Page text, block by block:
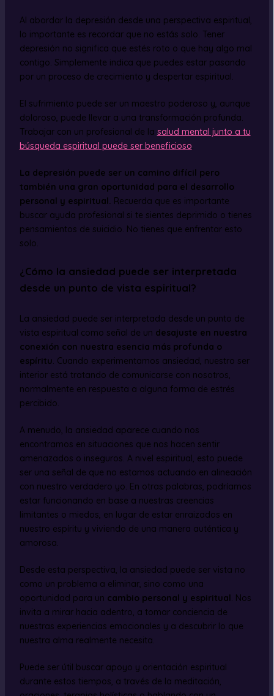
Al abordar la depresión desde una perspectiva espiritual,
lo importante es recordar que no estás solo. Tener
depresión no significa que estés roto o que hay algo mal
contigo. Simplemente indica que puedes estar pasando
por un proceso de crecimiento y despertar espiritual.
El sufrimiento puede ser un maestro poderoso y, aunque
doloroso, puede llevar a una transformación profunda.
Trabajar con un profesional de la salud mental junto a tu
búsqueda espiritual puede ser beneficioso.
La depresión puede ser un camino difícil pero
también una gran oportunidad para el desarrollo
personal y espiritual. Recuerda que es importante
buscar ayuda profesional si te sientes deprimido o tienes
pensamientos de suicidio. No tienes que enfrentar esto
solo.
¿Cómo la ansiedad puede ser interpretada
desde un punto de vista espiritual?
La ansiedad puede ser interpretada desde un punto de
vista espiritual como señal de un desajuste en nuestra
conexión con nuestra esencia más profunda o
espíritu. Cuando experimentamos ansiedad, nuestro ser
interior está tratando de comunicarse con nosotros,
normalmente en respuesta a alguna forma de estrés
percibido.
A menudo, la ansiedad aparece cuando nos
encontramos en situaciones que nos hacen sentir
amenazados o inseguros. A nivel espiritual, esto puede
ser una señal de que no estamos actuando en alineación
con nuestro verdadero yo. En otras palabras, podríamos
estar funcionando en base a nuestras creencias
limitantes o miedos, en lugar de estar enraizados en
nuestro espíritu y viviendo de una manera auténtica y
amorosa.
Desde esta perspectiva, la ansiedad puede ser vista no
como un problema a eliminar, sino como una
oportunidad para un cambio personal y espiritual. Nos
invita a mirar hacia adentro, a tomar conciencia de
nuestras experiencias emocionales y a descubrir lo que
nuestra alma realmente necesita.
Puede ser útil buscar apoyo y orientación espiritual
durante estos tiempos, a través de la meditación,